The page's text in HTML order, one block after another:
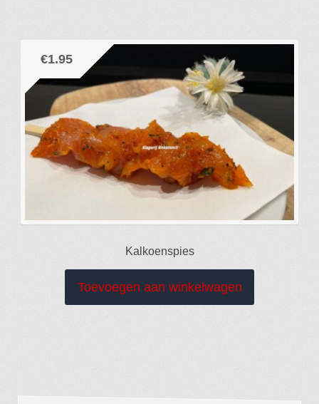
Kalkoenspies
€1.95
Toevoegen aan winkelwagen